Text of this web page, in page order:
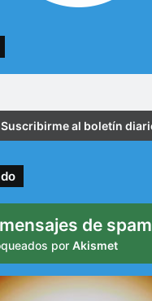
de spam
por Akismet